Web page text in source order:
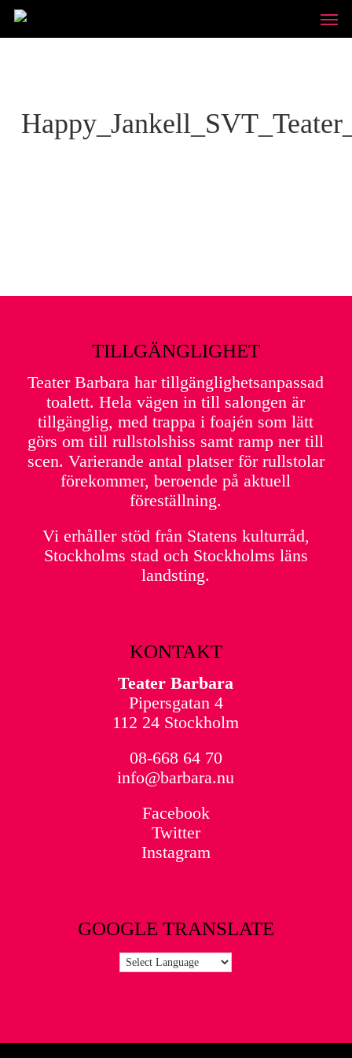
Skip
TILLGÄNGLIGHET
Teater Barbara har tillgänglighetsanpassad
toalett. Hela vägen in till salongen är
tillgänglig, med trappa i foajén som lätt
görs om till rullstolshiss samt ramp ner till
scen. Varierande antal platser för rullstolar
förekommer, beroende på aktuell
föreställning.
Vi erhåller stöd från Statens kulturråd,
Stockholms stad och Stockholms läns
landsting.
KONTAKT
Teater Barbara
Pipersgatan 4
112 24 Stockholm
08-668 64 70
info@barbara.nu
Facebook
Twitter
Instagram
GOOGLE TRANSLATE